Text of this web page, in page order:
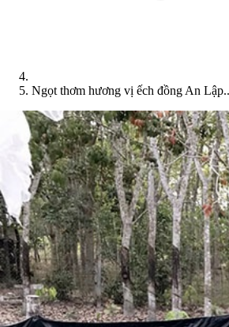
Ngọt thơm hương vị ếch đồng An